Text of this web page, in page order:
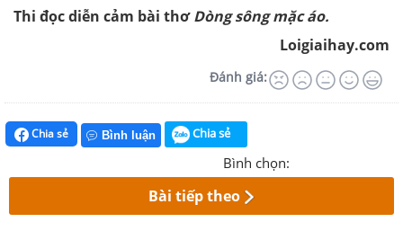
Thi đọc diễn cảm bài thơDòng sông mặc áo.
Loigiaihay.com
Đánh giá:
Chia sẻ Bình luận Chia sẻ
Bình chọn:
Bài tiếp theo